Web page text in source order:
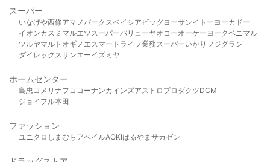
スーパー
いなげや西條アマノパークスベイシア ビッグヨーサンイトーヨーカドー
イオンカスミ マルエツスーパーバリューヤオコーオーケー ヨークベニマル
ツルヤマルト オギノ エスマート ライフ業務スーパーいかり フジグラン
ダイレックスサンエーイズミヤ
ホームセンター
島忠 コメリ ナフコ コーナンカインズアストロプロダクツDCM
ジョイフル本田
ファッション
ユニクロ しまむら アベイルAOKIはるやま サカゼン